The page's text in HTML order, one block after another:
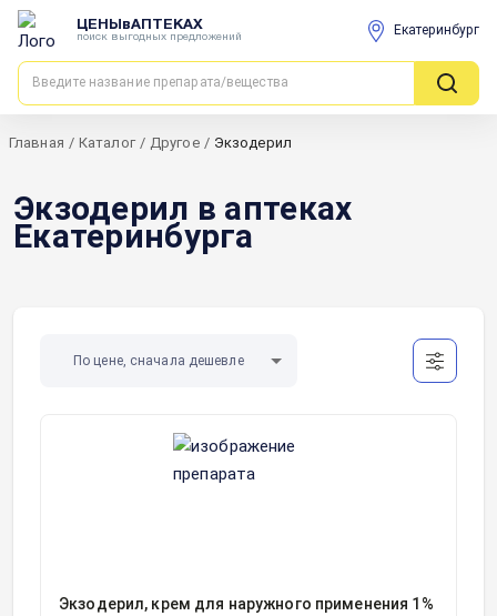
ЦЕНЫвАПТЕКАХ
поиск выгодных предложений Екатеринбург
Главная / Каталог / Другое / Экзодерил
Экзодерил в аптеках
Екатеринбурга
По цене, сначала дешевле
Экзодерил, крем для наружного применения 1%